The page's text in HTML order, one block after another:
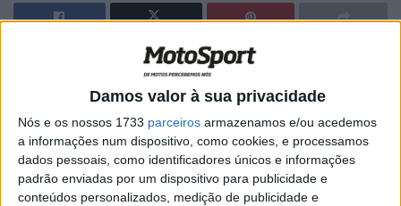
Damos valor à sua privacidade
Nós e os nossos 1733 parceiros armazenamos e/ou acedemos
a informações num dispositivo, como cookies, e processamos
dados pessoais, como identificadores únicos e informações
padrão enviadas por um dispositivo para publicidade e
conteúdos personalizados, medição de publicidade e
🔊 Ouvir artigo
Num dia onde a navegação fez muitos estragos o
experiente Gerard Farrés Guell conseguiu passar
incólume pelas armadilhas montadas pela organização
do Dakar. Com isso foi terceiro na tirada e trepou do nono
para o quarto lugar da classificação geral neste que é o